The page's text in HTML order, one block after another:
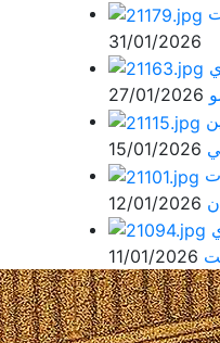
31/01/2026
27/01/2026
15/01/2026
12/01/2026
11/01/2026